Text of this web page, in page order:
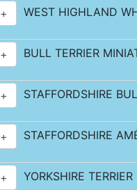
+ WEST HIGHLAND
+ BULL TERRIER
+ STAFFORDSHIRE
+ STAFFORDSHIRE
+ YORKSHIRE TERRIER